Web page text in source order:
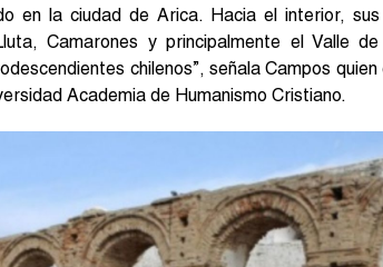
en la ciudad de Arica. Hacia el interior,
Camarones y principalmente el Valle
chilenos”, señala Campos
Academia de Humanismo Cristiano.